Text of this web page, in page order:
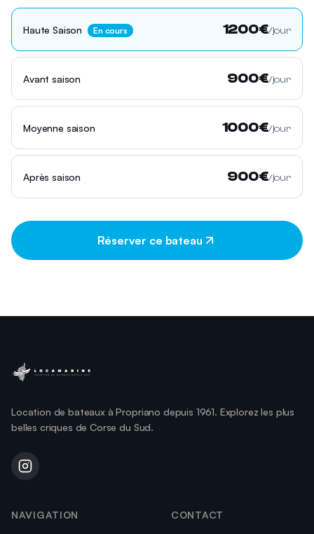
Haute Saison En cours 1200€/jour
Avant saison 900€/jour
Moyenne saison 1000€/jour
Après saison 900€/jour
Réserver ce bateau
Location de bateaux à Propriano depuis 1961. Explorez les plus
belles criques de Corse du Sud.
NAVIGATION CONTACT